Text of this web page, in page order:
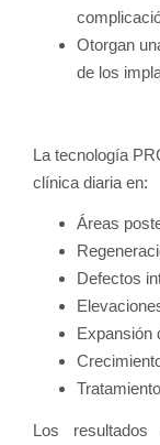
Otorgan
de los
La tecnología
clínica diaria en:
Áreas
Defectos
Expansión
Los